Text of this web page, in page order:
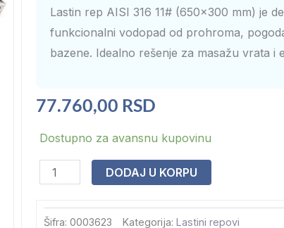
Lastin rep AISI 316 11# (650×300 mm) je
funkcionalni vodopad od prohroma,
bazene. Idealno rešenje za masažu vrata i
77.760,00 RSD
Dostupno za avansnu kupovinu
Lastin
11#
316
DODAJ U KORPU
Šifra: 0003623 Kategorija: Lastini repovi